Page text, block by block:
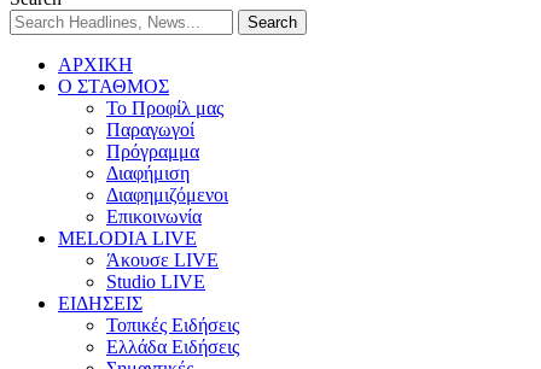
ΑΡΧΙΚΗ
Ο ΣΤΑΘΜΟΣ
Το Προφίλ μας
Παραγωγοί
Πρόγραμμα
Διαφήμιση
Διαφημιζόμενοι
Επικοινωνία
MELODIA LIVE
Άκουσε LIVE
Studio LIVE
ΕΙΔΗΣΕΙΣ
Τοπικές Ειδήσεις
Ελλάδα Ειδήσεις